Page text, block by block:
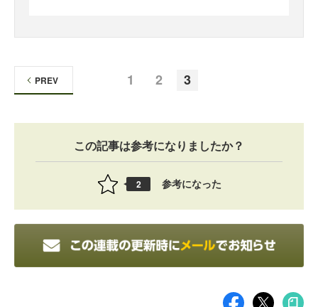
1 2 3
PREV
この記事は参考になりましたか？
2 参考になった